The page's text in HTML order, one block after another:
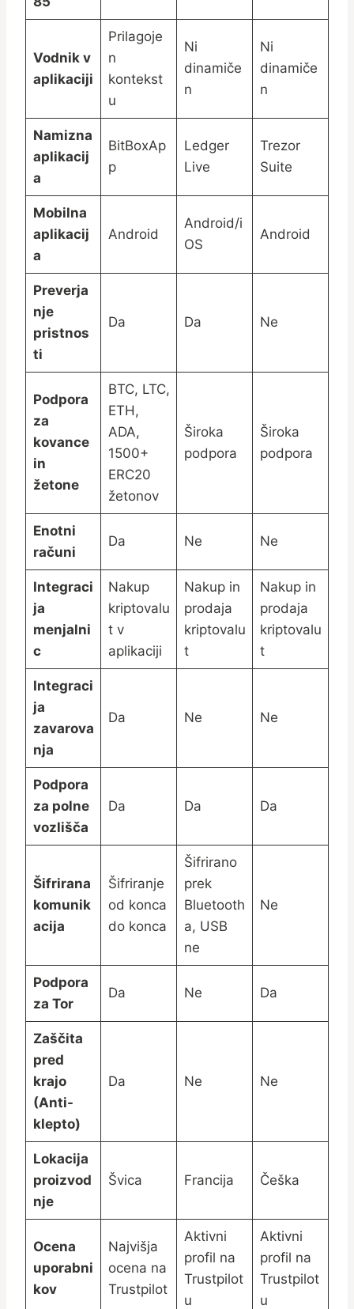
Vodnik v
aplikaciji
Prilagoje
n
kontekst
u
Ni
dinamiče
n
Ni
dinamiče
n
Namizna
aplikacij
a
BitBoxAp
p
Ledger
Live
Trezor
Suite
Mobilna
aplikacij
a
Android
Android/i
OS
Android
Preverja
nje
pristnos
ti
Da Da Ne
Podpora
za
kovance
in
žetone
BTC, LTC,
ETH,
ADA,
1500+
ERC20
žetonov
Široka
podpora
Široka
podpora
Enotni
računi
Da Ne Ne
Integraci
ja
menjalni
c
Nakup
kriptovalu
t v
aplikaciji
Nakup in
prodaja
kriptovalu
t
Nakup in
prodaja
kriptovalu
t
Integraci
ja
zavarova
nja
Da Ne Ne
Podpora
za polne
vozlišča
Da Da Da
Šifrirana
komunik
acija
Šifriranje
od konca
do konca
Šifrirano
prek
Bluetooth
a, USB
ne
Ne
Podpora
za Tor
Da Ne Da
Zaščita
pred
krajo
(Anti-
klepto)
Da Ne Ne
Lokacija
proizvod
nje
Švica Francija Češka
Ocena
uporabni
kov
Najvišja
ocena na
Trustpilot
Aktivni
profil na
Trustpilot
u
Aktivni
profil na
Trustpilot
u